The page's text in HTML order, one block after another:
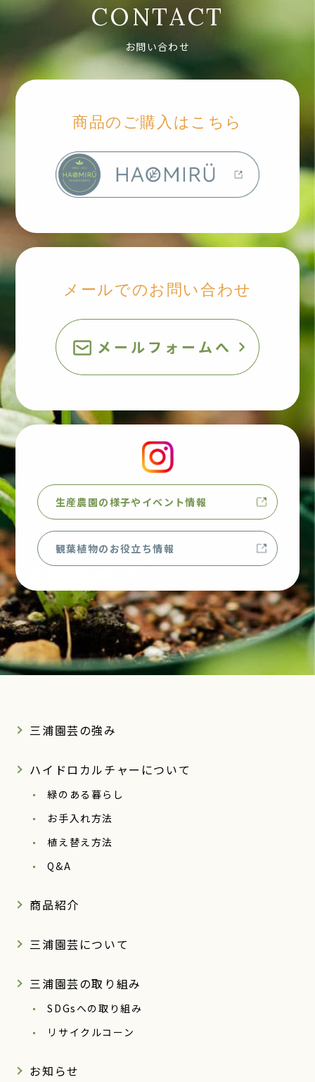
CONTACT
お問い合わせ
商品のご購入はこちら
メールでのお問い合わせ
生産農園の様子やイベント情報
観葉植物のお役立ち情報
三浦園芸の強み
ハイドロカルチャーについて
緑のある暮らし
お手入れ方法
植え替え方法
Q&A
商品紹介
三浦園芸について
三浦園芸の取り組み
SDGsへの取り組み
リサイクルコーン
お知らせ